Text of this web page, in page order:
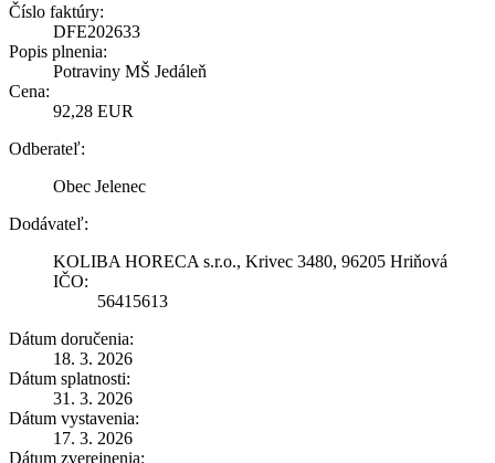
Číslo faktúry:
DFE202633
Popis plnenia:
Potraviny MŠ Jedáleň
Cena:
92,28 EUR
Odberateľ:
Obec Jelenec
Dodávateľ:
KOLIBA HORECA s.r.o., Krivec 3480, 96205 Hriňová
IČO:
56415613
Dátum doručenia:
18. 3. 2026
Dátum splatnosti:
31. 3. 2026
Dátum vystavenia:
17. 3. 2026
Dátum zverejnenia: